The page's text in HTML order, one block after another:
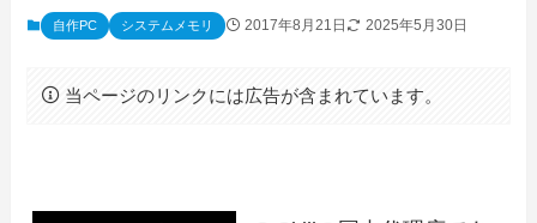
自作PC システムメモリ 2017年8月21日 2025年5月30日
当ページのリンクには広告が含まれています。